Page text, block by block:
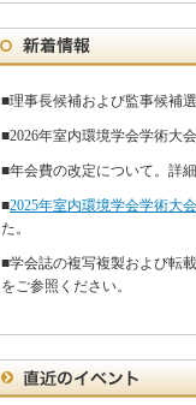
■理事長候補および監事候補
■2026年室内環境学会学術大
■年会費の改定について。詳
■2025年室内環境学会学術大会
た。
■学会誌の複写複製および転
をご参照ください。